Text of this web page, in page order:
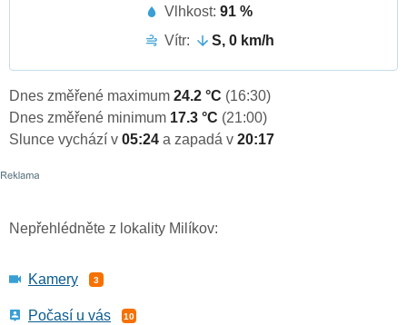
Vlhkost: 91 %
Vítr:
S, 0 km/h
Dnes změřené maximum 24.2 °C (16:30)
Dnes změřené minimum 17.3 °C (21:00)
Slunce vychází v 05:24 a zapadá v 20:17
Nepřehlédněte z lokality Milíkov:
Kamery 3
Počasí u vás 10